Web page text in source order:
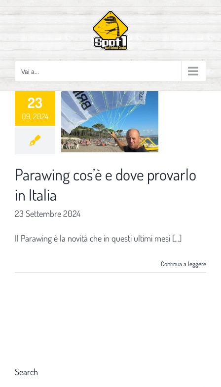
contenuto
Vai a...
23
09, 2024
Parawing cos’è e dove provarlo
in Italia
23 Settembre 2024
Il Parawing è la novità che in questi ultimi mesi [...]
Continua a leggere
Search